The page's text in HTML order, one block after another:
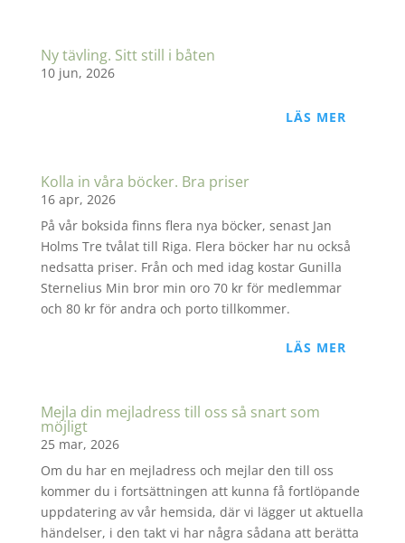
Ny tävling. Sitt still i båten
10 jun, 2026
LÄS MER
Kolla in våra böcker. Bra priser
16 apr, 2026
På vår boksida finns flera nya böcker, senast Jan
Holms Tre tvålat till Riga. Flera böcker har nu också
nedsatta priser. Från och med idag kostar Gunilla
Sternelius Min bror min oro 70 kr för medlemmar
och 80 kr för andra och porto tillkommer.
LÄS MER
Mejla din mejladress till oss så snart som
möjligt
25 mar, 2026
Om du har en mejladress och mejlar den till oss
kommer du i fortsättningen att kunna få fortlöpande
uppdatering av vår hemsida, där vi lägger ut aktuella
händelser, i den takt vi har några sådana att berätta